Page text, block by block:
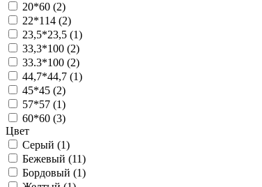
20*60 (2)
22*114 (2)
23,5*23,5 (1)
33,3*100 (2)
33.3*100 (2)
44,7*44,7 (1)
45*45 (2)
57*57 (1)
60*60 (3)
Цвет
Серый (1)
Бежевый (11)
Бордовый (1)